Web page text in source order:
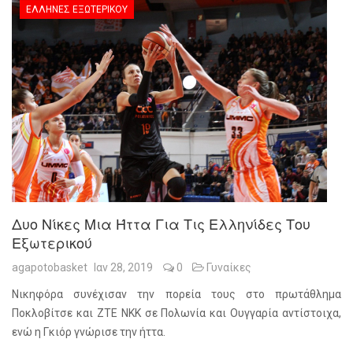
ΈΛΛΗΝΕΣ ΕΞΩΤΕΡΙΚΟΎ
Δυο Νίκες Μια Ήττα Για Τις Ελληνίδες Του
Εξωτερικού
agapotobasket Ιαν 28, 2019 0 Γυναίκες
Νικηφόρα συνέχισαν την πορεία τους στο πρωτάθλημα
Ποκλοβίτσε και ZTE NKK σε Πολωνία και Ουγγαρία αντίστοιχα,
ενώ η Γκιόρ γνώρισε την ήττα.